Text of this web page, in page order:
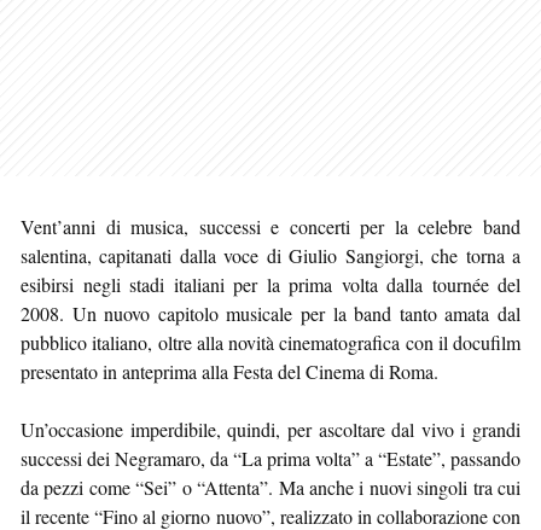
Vent’anni di musica, successi e concerti per la celebre band
salentina, capitanati dalla voce di Giulio Sangiorgi, che torna a
esibirsi negli stadi italiani per la prima volta dalla tournée del
2008. Un nuovo capitolo musicale per la band tanto amata dal
pubblico italiano, oltre alla novità cinematografica con il docufilm
presentato in anteprima alla Festa del Cinema di Roma.
Un’occasione imperdibile, quindi, per ascoltare dal vivo i grandi
successi dei Negramaro, da “La prima volta” a “Estate”, passando
da pezzi come “Sei” o “Attenta”. Ma anche i nuovi singoli tra cui
il recente “Fino al giorno nuovo”, realizzato in collaborazione con